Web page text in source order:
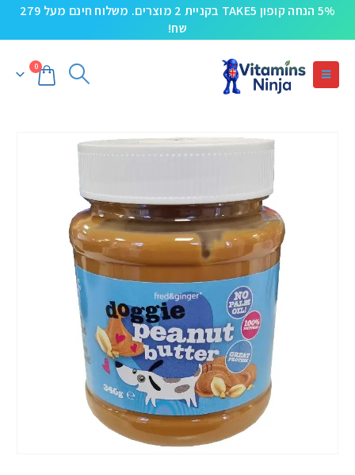
5% הנחה קופון TAKE5 בקניית 2 מוצרים. משלוח חינם מעל 279
שח!
0